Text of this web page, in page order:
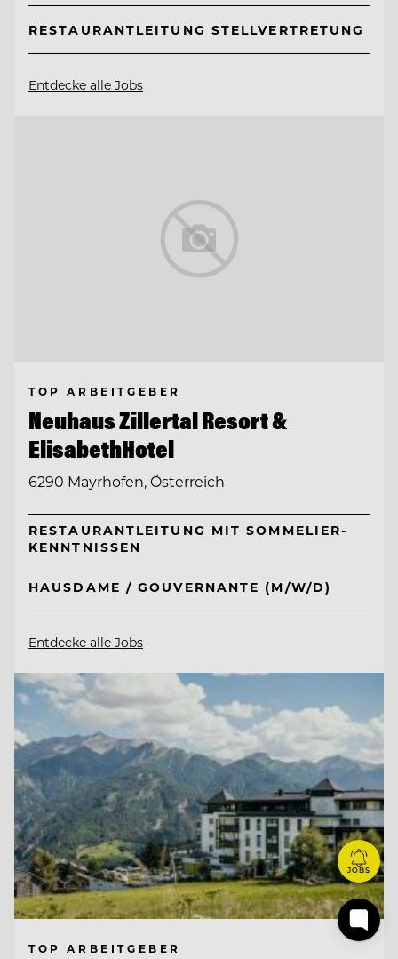
RESTAURANTLEITUNG STELLVERTRETUNG
Entdecke alle Jobs
TOP ARBEITGEBER
Neuhaus Zillertal Resort &
ElisabethHotel
6290 Mayrhofen, Österreich
RESTAURANTLEITUNG MIT SOMMELIER-
KENNTNISSEN
HAUSDAME / GOUVERNANTE (M/W/D)
Entdecke alle Jobs
TOP ARBEITGEBER
JOBS